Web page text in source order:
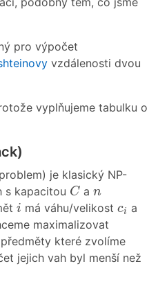
pro výpočet
vzdálenosti dvou
vyplňujeme tabulku o
je klasický NP-
s kapacitou C
Ca n
n
i
i má váhu/velikost ci
ci a
maximalizovat
které zvolíme
jejich vah byl menší než